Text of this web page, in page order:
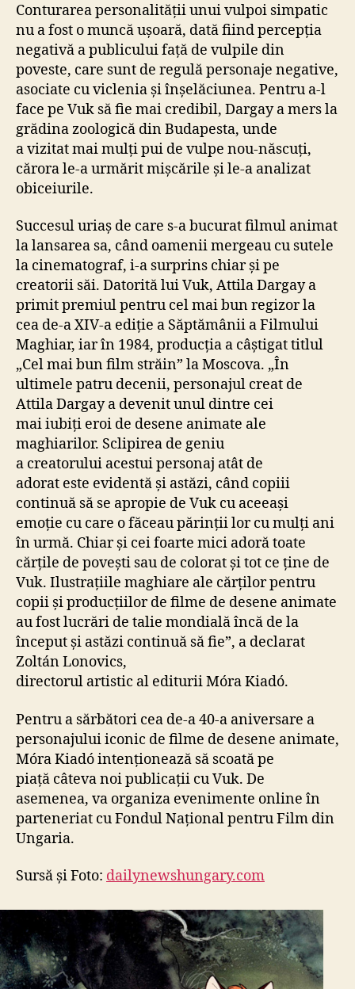
Conturarea personalității unui vulpoi simpatic
nu a fost o muncă ușoară, dată fiind percepția
negativă a publicului față de vulpile din
poveste, care sunt de regulă personaje negative,
asociate cu viclenia și înșelăciunea. Pentru a-l
face pe Vuk să fie mai credibil, Dargay a mers la
grădina zoologică din Budapesta, unde
a vizitat mai mulți pui de vulpe nou-născuți,
cărora le-a urmărit mișcările și le-a analizat
obiceiurile.
Succesul uriaș de care s-a bucurat filmul animat
la lansarea sa, când oamenii mergeau cu sutele
la cinematograf, i-a surprins chiar și pe
creatorii săi. Datorită lui Vuk, Attila Dargay a
primit premiul pentru cel mai bun regizor la
cea de-a XIV-a ediție a Săptămânii a Filmului
Maghiar, iar în 1984, producția a câștigat titlul
„Cel mai bun film străin” la Moscova. „În
ultimele patru decenii, personajul creat de
Attila Dargay a devenit unul dintre cei
mai iubiți eroi de desene animate ale
maghiarilor. Sclipirea de geniu
a creatorului acestui personaj atât de
adorat este evidentă și astăzi, când copiii
continuă să se apropie de Vuk cu aceeași
emoție cu care o făceau părinții lor cu mulți ani
în urmă. Chiar și cei foarte mici adoră toate
cărțile de povești sau de colorat și tot ce ține de
Vuk. Ilustrațiile maghiare ale cărților pentru
copii și producțiilor de filme de desene animate
au fost lucrări de talie mondială încă de la
început și astăzi continuă să fie”, a declarat
Zoltán Lonovics,
directorul artistic al editurii Móra Kiadó.
Pentru a sărbători cea de-a 40-a aniversare a
personajului iconic de filme de desene animate,
Móra Kiadó intenționează să scoată pe
piață câteva noi publicații cu Vuk. De
asemenea, va organiza evenimente online în
parteneriat cu Fondul Național pentru Film din
Ungaria.
Sursă și Foto: dailynewshungary.com